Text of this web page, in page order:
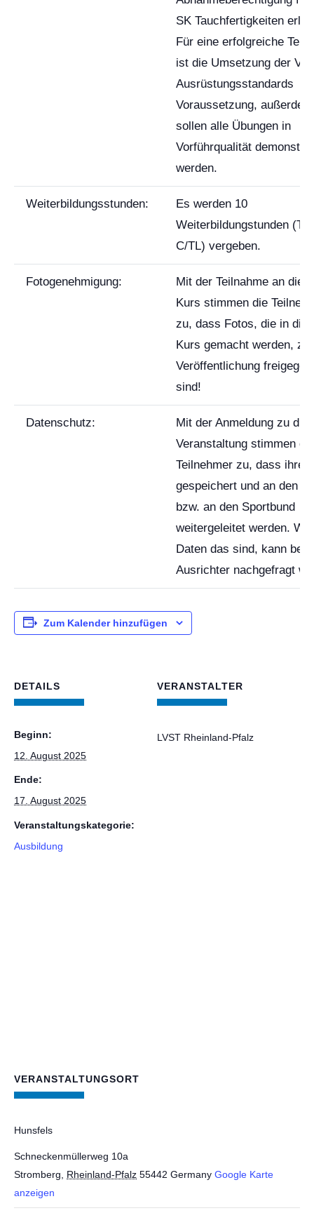
SK Tauchfertigkeiten
Für eine erfolgreiche
ist die Umsetzung der
Ausrüstungsstandards
Voraussetzung, außerdem
sollen alle Übungen in
Vorführqualität
werden.
Weiterbildungsstunden:
Es werden 10
Weiterbildungstunden
C/TL) vergeben.
Fotogenehmigung:
Mit der Teilnahme an
Kurs stimmen die
zu, dass Fotos, die in
Kurs gemacht werden, zur
Veröffentlichung
sind!
Datenschutz:
Mit der Anmeldung zu
Veranstaltung stimmen die
Teilnehmer zu, dass ihre
gespeichert und an den
bzw. an den Sportbund
weitergeleitet werden.
Daten das sind, kann
Ausrichter nachgefragt
Zum Kalender hinzufügen
DETAILS
Beginn:
12. August 2025
Ende:
17. August 2025
Veranstaltungskategorie:
Ausbildung
VERANSTALTER
LVST Rheinland-Pfalz
VERANSTALTUNGSORT
Hunsfels
Schneckenmüllerweg 10a
Stromberg
Rheinland-Pfalz 55442 Germany Google Karte
anzeigen